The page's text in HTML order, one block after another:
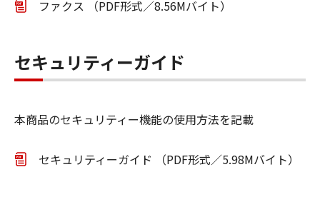
ファクス （PDF形式／8.56Mバイト）
セキュリティーガイド
本商品のセキュリティー機能の使用方法を記載
セキュリティーガイド （PDF形式／5.98Mバイト）